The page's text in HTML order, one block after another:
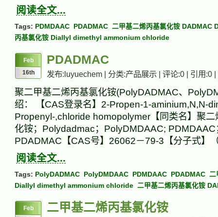
阅读全文...
Tags: PDMDAAC PDADMAC 二甲基二烯丙基氯化铵 DADMAC
丙基氯化铵 Diallyl dimethyl ammonium chloride
Feb
16th
PDADMAC
发布:luyuechem | 分类:产品展示 | 评论:0 | 引用:0 |
聚二甲基二烯丙基氯化铵(PolyDADMAC、
绍： 【CAS登录名】2-Propen-1-aminium,N,N-
Propenyl-,chloride homopolymer【同类名】聚二
化铵；Polydadmac；PolyDMDAAC; PDMDAAC
PDADMAC【CAS号】26062－79-3【分子式】
阅读全文...
Tags: PolyDADMAC PolyDMDAAC PDMDAAC PDADMAC 二
Diallyl dimethyl ammonium chloride 二甲基二烯丙基氯化铵
Feb
二甲基二烯丙基氯化铵